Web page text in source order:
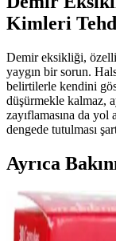
Kimleri
Demir eksikliği,
yaygın bir sorun.
belirtilerle kendini
düşürmekle kalmaz,
zayıflamasına da
dengede tutulması
Ayrıca
Demir
ve Oksijen